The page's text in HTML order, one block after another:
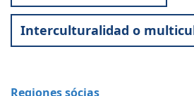
Interculturalidad o
Regiones sócias